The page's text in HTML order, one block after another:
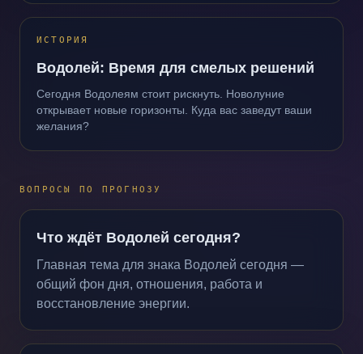
ИСТОРИЯ
Водолей: Время для смелых решений
Сегодня Водолеям стоит рискнуть. Новолуние
открывает новые горизонты. Куда вас заведут ваши
желания?
ВОПРОСЫ ПО ПРОГНОЗУ
Что ждёт Водолей сегодня?
Главная тема для знака Водолей сегодня —
общий фон дня, отношения, работа и
восстановление энергии.